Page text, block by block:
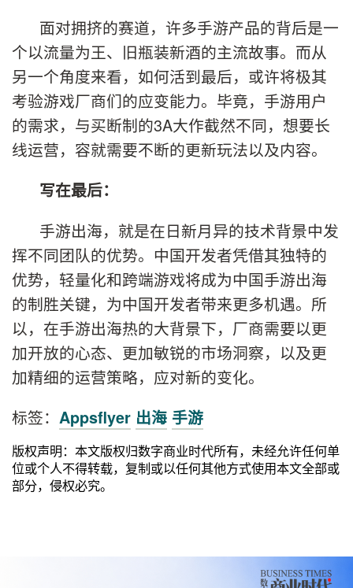
面对拥挤的赛道，许多手游产品的背后是一
个以流量为王、旧瓶装新酒的主流故事。而从
另一个角度来看，如何活到最后，或许将极其
考验游戏厂商们的应变能力。毕竟，手游用户
的需求，与买断制的3A大作截然不同，想要长
线运营，容就需要不断的更新玩法以及内容。
写在最后：
手游出海，就是在日新月异的技术背景中发
挥不同团队的优势。中国开发者凭借其独特的
优势，轻量化和跨端游戏将成为中国手游出海
的制胜关键，为中国开发者带来更多机遇。所
以，在手游出海热的大背景下，厂商需要以更
加开放的心态、更加敏锐的市场洞察，以及更
加精细的运营策略，应对新的变化。
标签： Appsflyer 出海 手游
版权声明：本文版权归数字商业时代所有，未经允许任何单
位或个人不得转载，复制或以任何其他方式使用本文全部或
部分，侵权必究。